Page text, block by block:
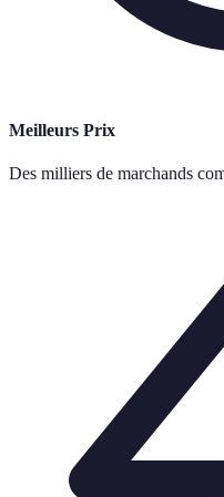
Meilleurs Prix
Des milliers de marchands